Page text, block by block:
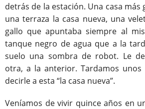
detrás de la estación. Una casa
una terraza la casa nueva, una
gallo que apuntaba siempre al
tanque negro de agua que a la
suelo una sombra de robot. Le
otra, a la anterior. Tardamos
decirle a esta “la casa nueva”.
Veníamos de vivir quince años en